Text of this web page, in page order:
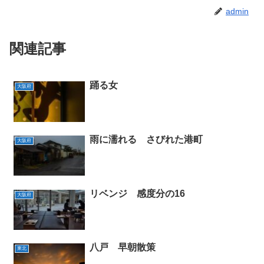
admin
関連記事
大阪府 踊る女
大阪府 雨に濡れる さびれた港町
大阪府 リベンジ 感度分の16
東北 八戸 早朝散策